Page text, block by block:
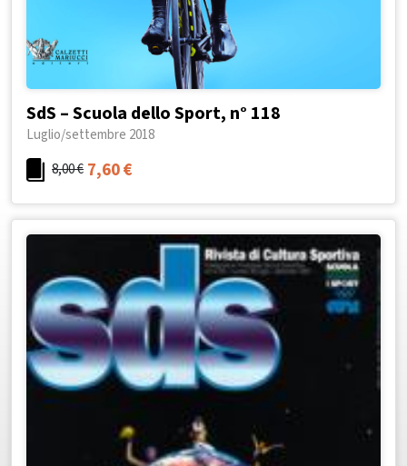
SdS – Scuola dello Sport, n° 118
Luglio/settembre 2018
8,00€ 7,60€